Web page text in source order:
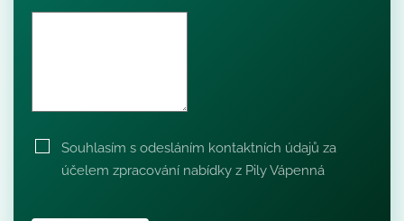
Souhlasím s odesláním kontaktních údajů za
účelem zpracování nabídky z Pily Vápenná